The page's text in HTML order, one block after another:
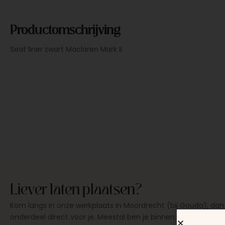
Productomschrijving
Seat liner zwart Maclaren Mark II
Liever laten plaatsen?
Kom langs in onze werkplaats in Moordrecht (bij Gouda),
onderdeel direct voor je. Meestal ben je binnen 15 tot 20